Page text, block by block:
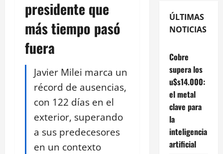
presidente que
más tiempo pasó
fuera
Javier Milei marca un
récord de ausencias,
con 122 días en el
exterior, superando
a sus predecesores
en un contexto
ÚLTIMAS
NOTICIAS
Cobre
supera los
u$s14.000:
el metal
clave para
la
inteligencia
artificial